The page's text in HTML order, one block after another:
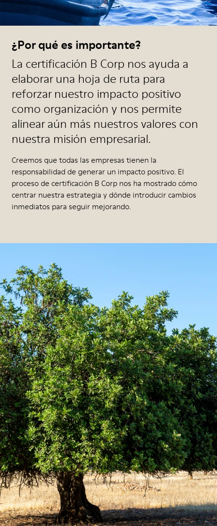
¿Por qué es importante?
La certificación B Corp nos ayuda a
elaborar una hoja de ruta para
reforzar nuestro impacto positivo
como organización y nos permite
alinear aún más nuestros valores con
nuestra misión empresarial.
Creemos que todas las empresas tienen la
responsabilidad de generar un impacto positivo. El
proceso de certificación B Corp nos ha mostrado cómo
centrar nuestra estrategia y dónde introducir cambios
inmediatos para seguir mejorando.